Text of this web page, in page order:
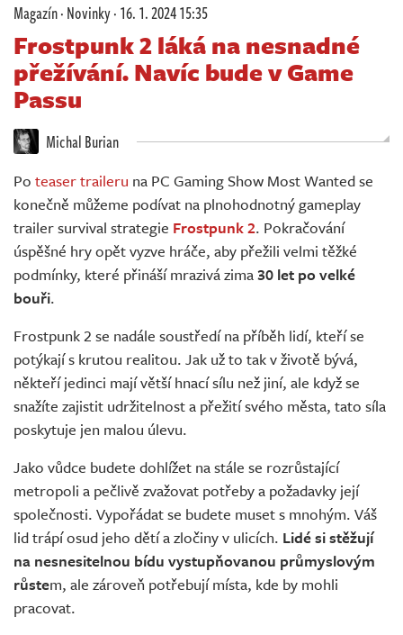
Redakce
Živě
Magazín·Novinky·16. 1. 2024 15:35
Frostpunk 2 láká na nesnadné
přežívání. Navíc bude v Game
Passu
Michal Burian
Po teaser traileru na PC Gaming Show Most Wanted se
konečně můžeme podívat na plnohodnotný gameplay
trailer survival strategie Frostpunk 2. Pokračování
úspěšné hry opět vyzve hráče, aby přežili velmi těžké
podmínky, které přináší mrazivá zima30 let po velké
bouři.
Frostpunk 2 se nadále soustředí na příběh lidí, kteří se
potýkají s krutou realitou. Jak už to tak v životě bývá,
někteří jedinci mají větší hnací sílu než jiní, ale když se
snažíte zajistit udržitelnost a přežití svého města, tato síla
poskytuje jen malou úlevu.
Jako vůdce budete dohlížet na stále se rozrůstající
metropoli a pečlivě zvažovat potřeby a požadavky její
společnosti. Vypořádat se budete muset s mnohým. Váš
lid trápí osud jeho dětí a zločiny v ulicích. Lidé si stěžují
na nesnesitelnou bídu vystupňovanou průmyslovým
růstem, ale zároveň potřebují místa, kde by mohli
pracovat.